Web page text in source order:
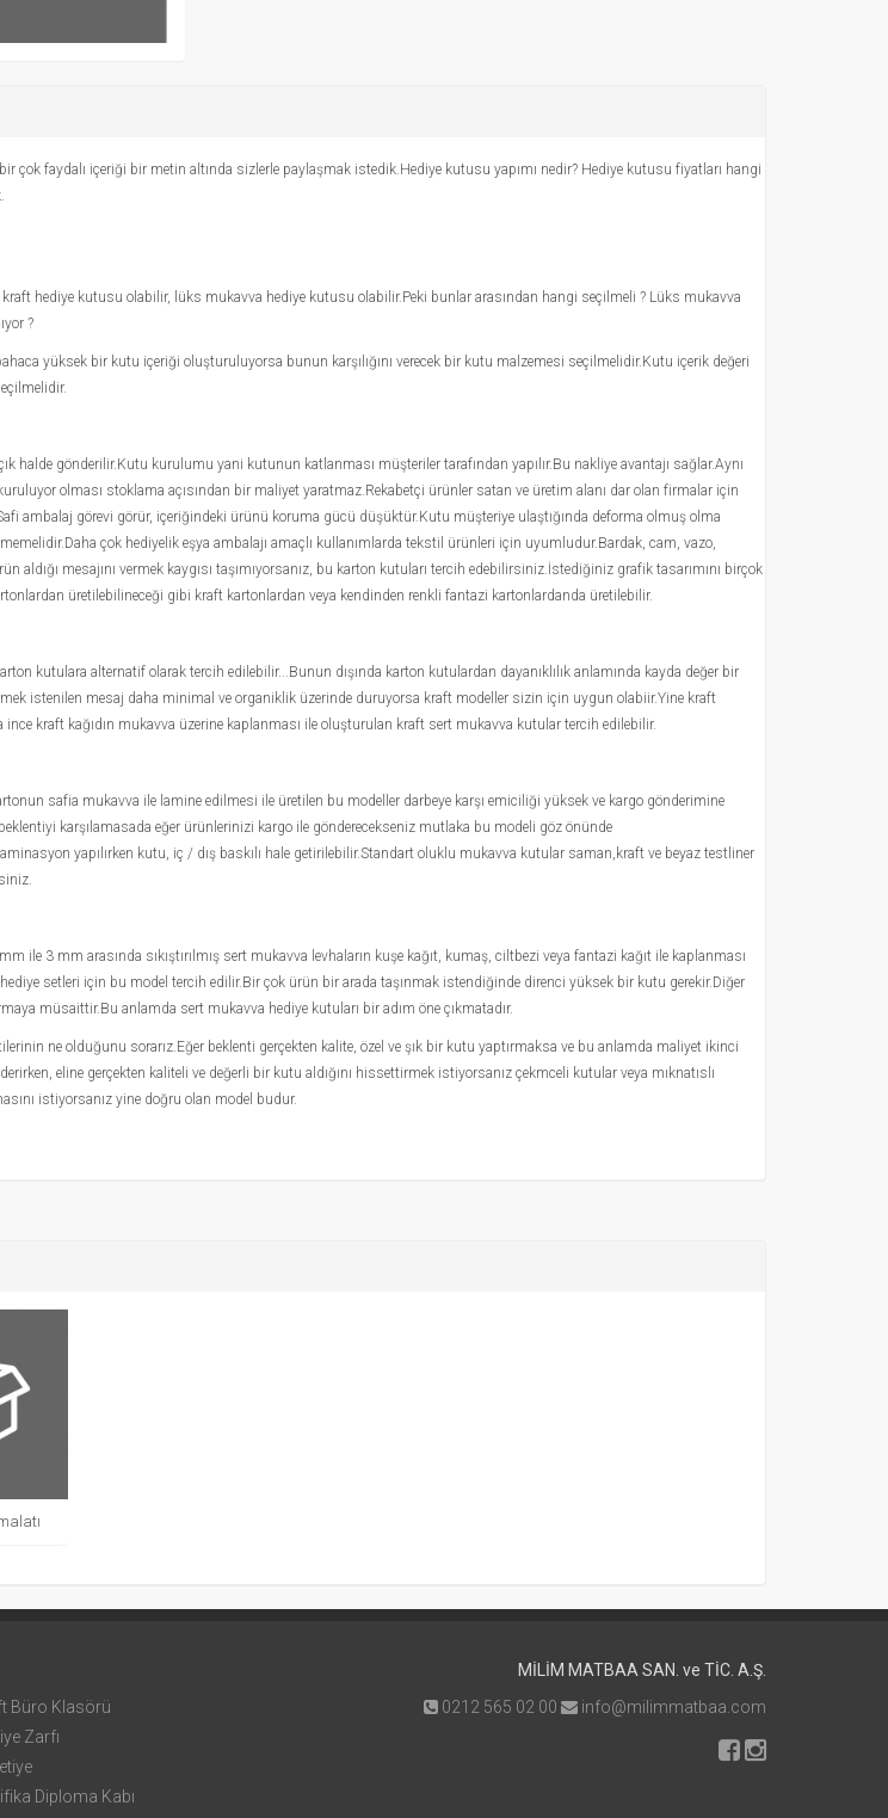
faydalı içeriği bir metin altında sizlerle paylaşmak istedik.Hediye kutusu yapımı nedir? Hediye kutusu fiyatları hangi
hediye kutusu olabilir, lüks mukavva hediye kutusu olabilir.Peki bunlar arasından hangi seçilmeli ? Lüks mukavva
?
yüksek bir kutu içeriği oluşturuluyorsa bunun karşılığını verecek bir kutu malzemesi seçilmelidir.Kutu içerik değeri
halde gönderilir.Kutu kurulumu yani kutunun katlanması müşteriler tarafından yapılır.Bu nakliye avantajı sağlar.Aynı
olması stoklama açısından bir maliyet yaratmaz.Rekabetçi ürünler satan ve üretim alanı dar olan firmalar için
ambalaj görevi görür, içeriğindeki ürünü koruma gücü düşüktür.Kutu müşteriye ulaştığında deforma olmuş olma
çok hediyelik eşya ambalajı amaçlı kullanımlarda tekstil ürünleri için uyumludur.Bardak, cam, vazo,
mesajını vermek kaygısı taşımıyorsanız, bu karton kutuları tercih edebilirsiniz.İstediğiniz grafik tasarımını birçok
üretilebilineceği gibi kraft kartonlardan veya kendinden renkli fantazi kartonlardanda üretilebilir.
kutulara alternatif olarak tercih edilebilir...Bunun dışında karton kutulardan dayanıklılık anlamında kayda değer bir
istenilen mesaj daha minimal ve organiklik üzerinde duruyorsa kraft modeller sizin için uygun olabiir.Yine kraft
kraft kağıdın mukavva üzerine kaplanması ile oluşturulan kraft sert mukavva kutular tercih edilebilir.
safia mukavva ile lamine edilmesi ile üretilen bu modeller darbeye karşı emiciliği yüksek ve kargo gönderimine
karşılamasada eğer ürünlerinizi kargo ile gönderecekseniz mutlaka bu modeli göz önünde
yapılırken kutu, iç / dış baskılı hale getirilebilir.Standart oluklu mukavva kutular saman,kraft ve beyaz testliner
3 mm arasında sıkıştırılmış sert mukavva levhaların kuşe kağıt, kumaş, ciltbezi veya fantazi kağıt ile kaplanması
setleri için bu model tercih edilir.Bir çok ürün bir arada taşınmak istendiğinde direnci yüksek bir kutu gerekir.Diğer
müsaittir.Bu anlamda sert mukavva hediye kutuları bir adım öne çıkmatadır.
ne olduğunu sorarız.Eğer beklenti gerçekten kalite, özel ve şık bir kutu yaptırmaksa ve bu anlamda maliyet ikinci
eline gerçekten kaliteli ve değerli bir kutu aldığını hissettirmek istiyorsanız çekmceli kutular veya mıknatıslı
istiyorsanız yine doğru olan model budur.
Büro Klasörü
Zarfı
Diploma Kabı
MİLİM MATBAA SAN. ve TİC. A.Ş.
0212 565 02 00
info@milimmatbaa.com